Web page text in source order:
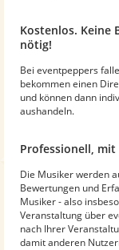
Kostenlos. Keine
nötig!
Bei eventpeppers
bekommen einen
und können dann
aushandeln.
Professionell, mit
Die Musiker werden
Bewertungen und
Musiker - also
Veranstaltung über
nach Ihrer
damit anderen